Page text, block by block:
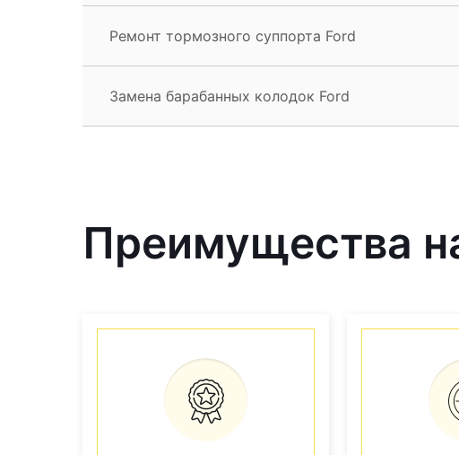
Ремонт тормозного суппорта Ford
Замена барабанных колодок Ford
Преимущества